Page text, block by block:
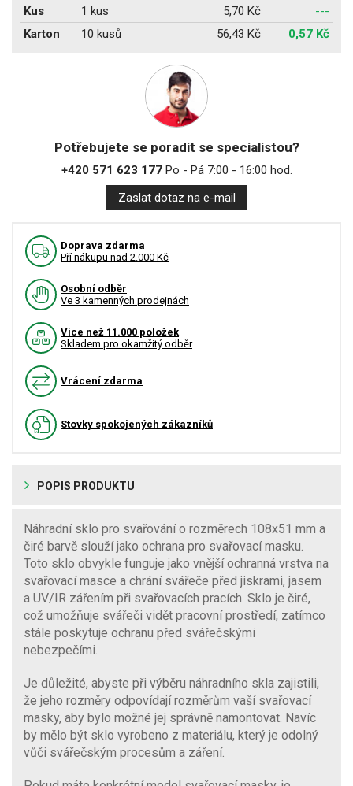
Kus
1 kus 5,70 Kč
---
Karton
10 kusů 56,43 Kč 0,57 Kč
Potřebujete se poradit se specialistou?
+420 571 623 177Po - Pá 7:00 - 16:00 hod.
Zaslat dotaz na e-mail
Doprava zdarma
Pří nákupu nad 2.000 Kč
Osobní odběr
Ve 3 kamenných prodejnách
Více než 11.000 položek
Skladem pro okamžitý odběr
Vrácení zdarma
Stovky spokojených zákazníků
POPIS PRODUKTU
Náhradní sklo pro svařování o rozměrech 108x51 mm a
čiré barvě slouží jako ochrana pro svařovací masku.
Toto sklo obvykle funguje jako vnější ochranná vrstva na
svařovací masce a chrání svářeče před jiskrami, jasem
a UV/IR zářením při svařovacích pracích. Sklo je čiré,
což umožňuje svářeči vidět pracovní prostředí, zatímco
stále poskytuje ochranu před svářečskými
nebezpečími.
Je důležité, abyste při výběru náhradního skla zajistili,
že jeho rozměry odpovídají rozměrům vaší svařovací
masky, aby bylo možné jej správně namontovat. Navíc
by mělo být sklo vyrobeno z materiálu, který je odolný
vůči svářečským procesům a záření.